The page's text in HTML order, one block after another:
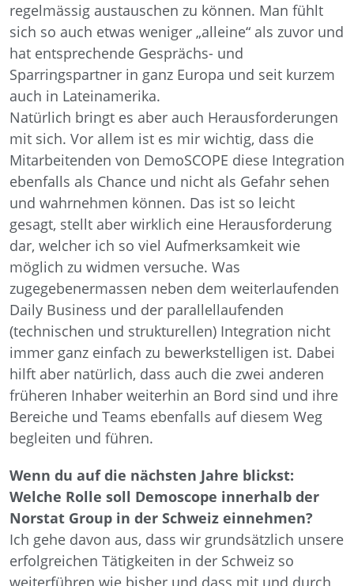
regelmässig austauschen zu können. Man fühlt
sich so auch etwas weniger „alleine“ als zuvor und
hat entsprechende Gesprächs- und
Sparringspartner in ganz Europa und seit kurzem
auch in Lateinamerika.
Natürlich bringt es aber auch Herausforderungen
mit sich. Vor allem ist es mir wichtig, dass die
Mitarbeitenden von DemoSCOPE diese Integration
ebenfalls als Chance und nicht als Gefahr sehen
und wahrnehmen können. Das ist so leicht
gesagt, stellt aber wirklich eine Herausforderung
dar, welcher ich so viel Aufmerksamkeit wie
möglich zu widmen versuche. Was
zugegebenermassen neben dem weiterlaufenden
Daily Business und der parallellaufenden
(technischen und strukturellen) Integration nicht
immer ganz einfach zu bewerkstelligen ist. Dabei
hilft aber natürlich, dass auch die zwei anderen
früheren Inhaber weiterhin an Bord sind und ihre
Bereiche und Teams ebenfalls auf diesem Weg
begleiten und führen.
Wenn du auf die nächsten Jahre blickst:
Welche Rolle soll Demoscope innerhalb der
Norstat Group in der Schweiz einnehmen?
Ich gehe davon aus, dass wir grundsätzlich unsere
erfolgreichen Tätigkeiten in der Schweiz so
weiterführen wie bisher und dass mit und durch